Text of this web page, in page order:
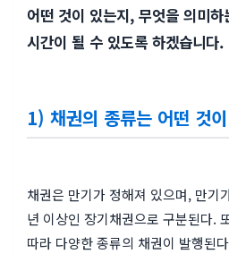
어떤 것이 있는지, 무엇을 의미
시간이 될 수 있도록 하겠습니다.
1) 채권의 종류는 어떤 것
채권은 만기가 정해져 있으며, 만기
년 이상인 장기채권으로 구분된다.
따라 다양한 종류의 채권이 발행된